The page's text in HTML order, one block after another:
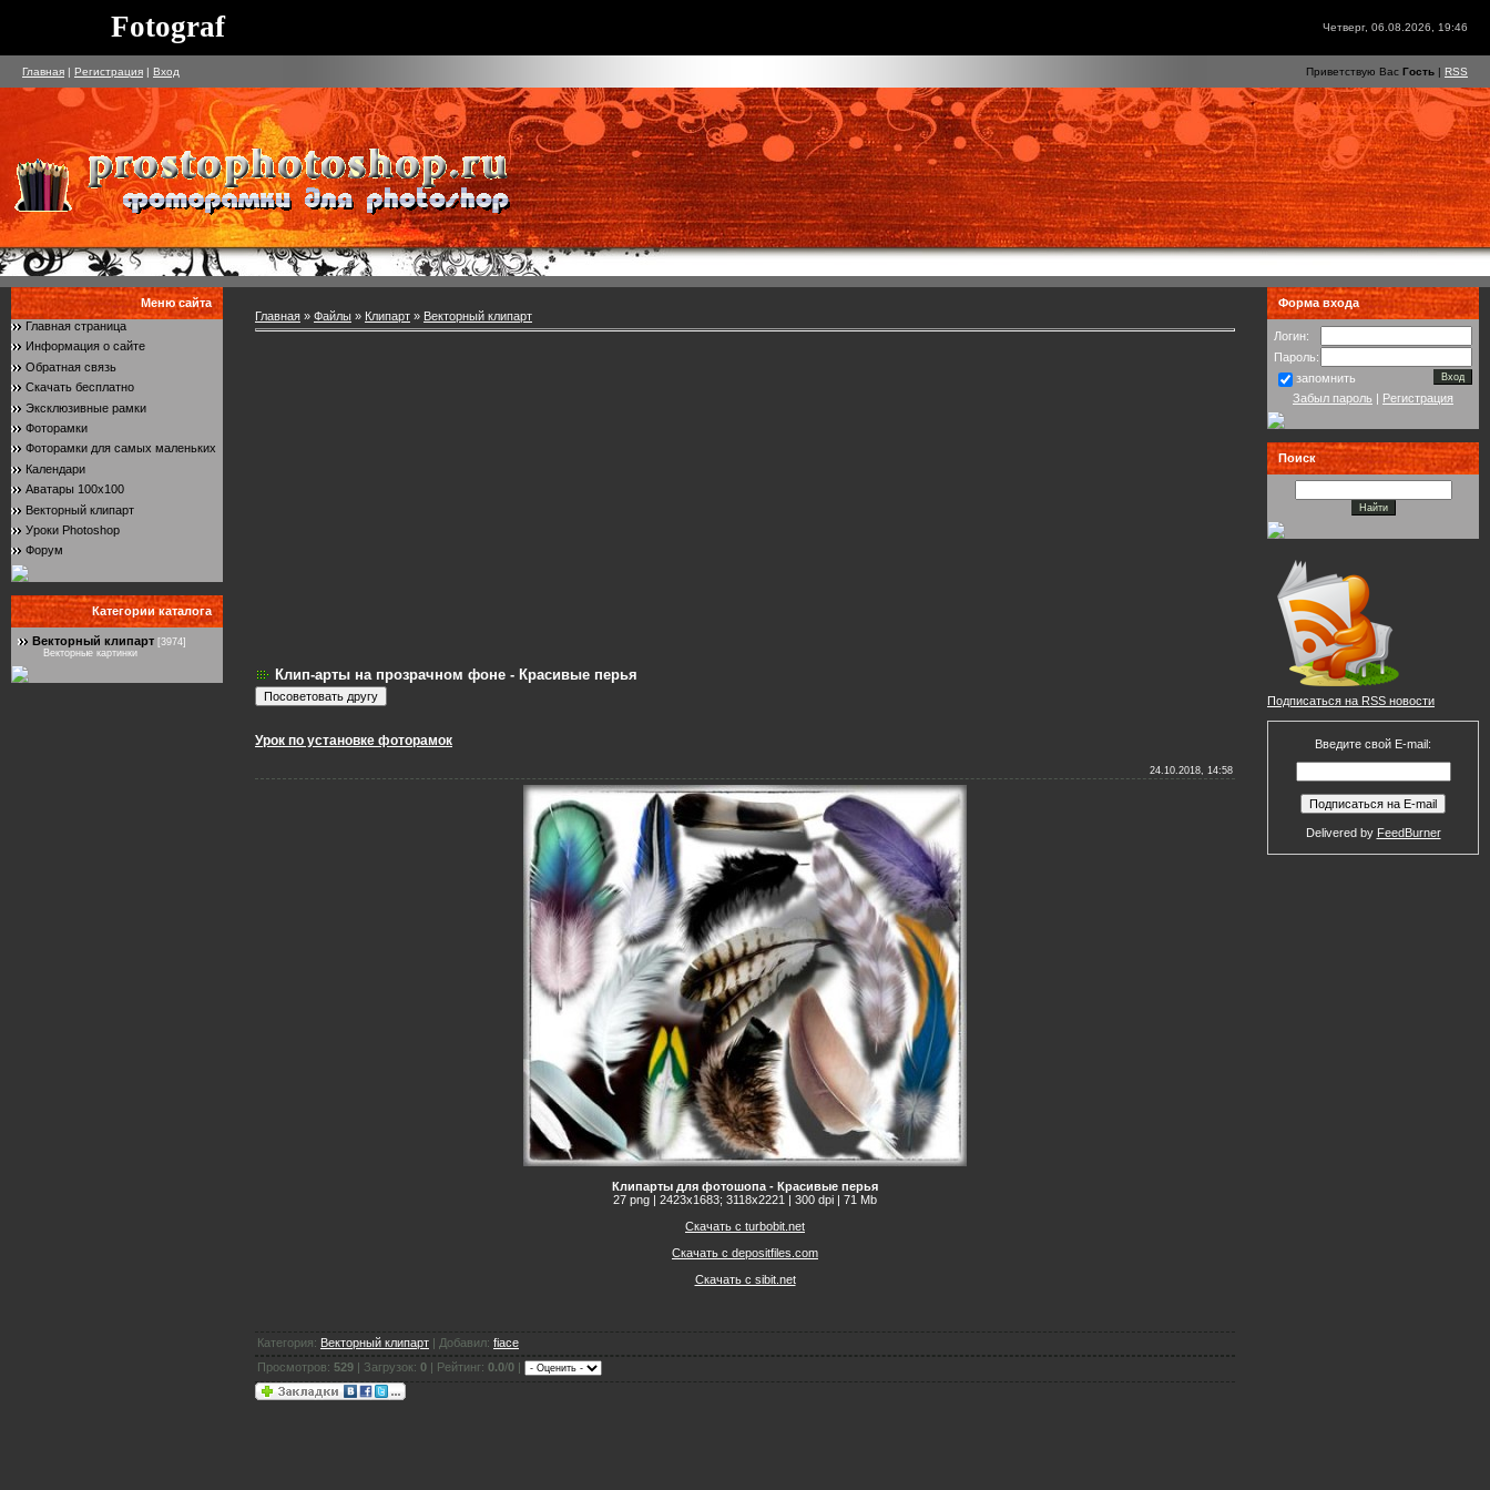
Fotograf Четверг, 06.08.2026, 19:46
Главная | Регистрация | Вход Приветствую Вас Гость | RSS
Меню сайта
Главная страница
Информация о сайте
Обратная связь
Скачать бесплатно
Эксклюзивные рамки
Фоторамки
Фоторамки для самых маленьких
Календари
Аватары 100x100
Векторный клипарт
Уроки Photoshop
Форум
Категории каталога
Векторный клипарт [3974]
Векторные картинки
Главная » Файлы » Клипарт » Векторный клипарт
Клип-арты на прозрачном фоне - Красивые перья
Урок по установке фоторамок
24.10.2018, 14:58
Клипарты для фотошопа - Красивые перья
27 png | 2423x1683; 3118х2221 | 300 dpi | 71 Mb
Скачать с turbobit.net
Скачать с depositfiles.com
Скачать с sibit.net
Категория: Векторный клипарт | Добавил: fiace
Просмотров: 529 | Загрузок: 0 | Рейтинг: 0.0/0 |
Форма входа
Логин:
Пароль:
запомнить
Забыл пароль | Регистрация
Поиск
Подписаться на RSS новости
Введите свой E-mail:
Delivered by FeedBurner